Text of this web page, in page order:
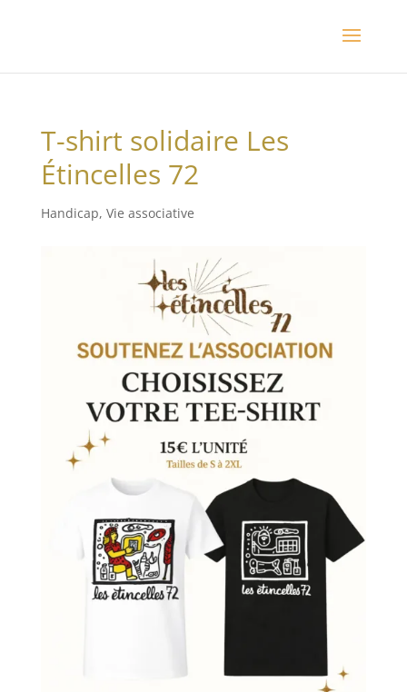
T-shirt solidaire Les
Étincelles 72
Handicap, Vie associative